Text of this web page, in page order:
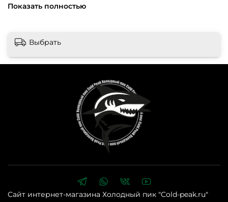
Внимание! Перед оформлением заказа убедительная
48 либо по e-mail: cold-peak@mail.ru
“Холодный Пик” cold-peak.ru
Показать полностью
Выбрать
Сайт интернет-магазина Холодный пик "Cold-peak.ru"